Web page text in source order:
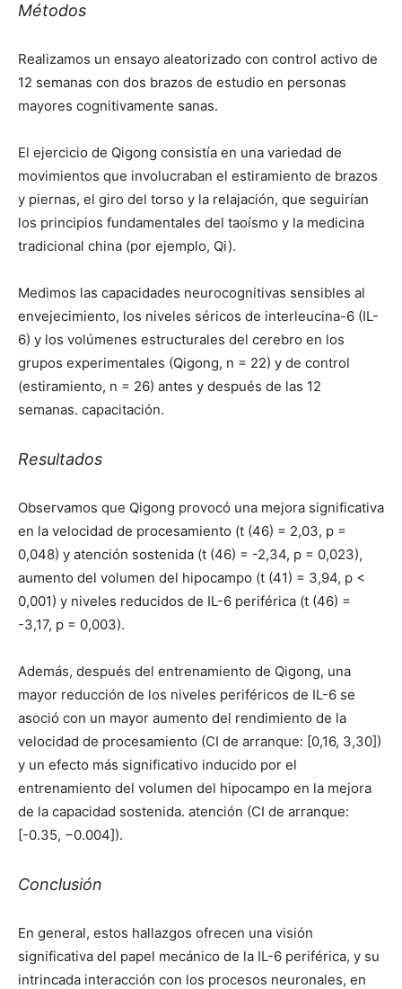
Métodos
Realizamos un ensayo aleatorizado con control activo de
12 semanas con dos brazos de estudio en personas
mayores cognitivamente sanas.
El ejercicio de Qigong consistía en una variedad de
movimientos que involucraban el estiramiento de brazos
y piernas, el giro del torso y la relajación, que seguirían
los principios fundamentales del taoísmo y la medicina
tradicional china (por ejemplo, Qi).
Medimos las capacidades neurocognitivas sensibles al
envejecimiento, los niveles séricos de interleucina-6 (IL-
6) y los volúmenes estructurales del cerebro en los
grupos experimentales (Qigong, n = 22) y de control
(estiramiento, n = 26) antes y después de las 12
semanas. capacitación.
Resultados
Observamos que Qigong provocó una mejora significativa
en la velocidad de procesamiento (t (46) = 2,03, p =
0,048) y atención sostenida (t (46) = -2,34, p = 0,023),
aumento del volumen del hipocampo (t (41) = 3,94, p <
0,001) y niveles reducidos de IL-6 periférica (t (46) =
-3,17, p = 0,003).
Además, después del entrenamiento de Qigong, una
mayor reducción de los niveles periféricos de IL-6 se
asoció con un mayor aumento del rendimiento de la
velocidad de procesamiento (CI de arranque: [0,16, 3,30])
y un efecto más significativo inducido por el
entrenamiento del volumen del hipocampo en la mejora
de la capacidad sostenida. atención (CI de arranque:
[-0.35, −0.004]).
Conclusión
En general, estos hallazgos ofrecen una visión
significativa del papel mecánico de la IL-6 periférica, y su
intrincada interacción con los procesos neuronales, en